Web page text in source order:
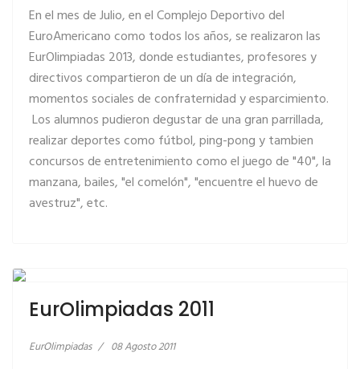
En el mes de Julio, en el Complejo Deportivo del
EuroAmericano como todos los años, se realizaron las
EurOlimpiadas 2013, donde estudiantes, profesores y
directivos compartieron de un día de integración,
momentos sociales de confraternidad y esparcimiento.
Los alumnos pudieron degustar de una gran parrillada,
realizar deportes como fútbol, ping-pong y tambien
concursos de entretenimiento como el juego de "40", la
manzana, bailes, "el comelón", "encuentre el huevo de
avestruz", etc.
EurOlimpiadas 2011
EurOlimpiadas 08 Agosto 2011